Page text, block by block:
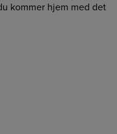
kommer hjem med det